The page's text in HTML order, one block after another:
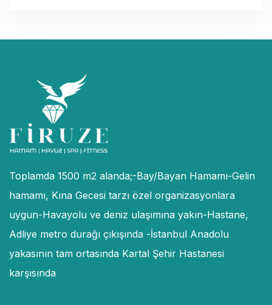
Toplamda 1500 m2 alanda;-Bay/Bayan Hamamı-Gelin
hamamı, Kına Gecesi tarzı özel organizasyonlara
uygun-Havayolu ve deniz ulaşımına yakın-Hastane,
Adliye metro durağı çıkışında -İstanbul Anadolu
yakasının tam ortasında Kartal Şehir Hastanesi
karşısında